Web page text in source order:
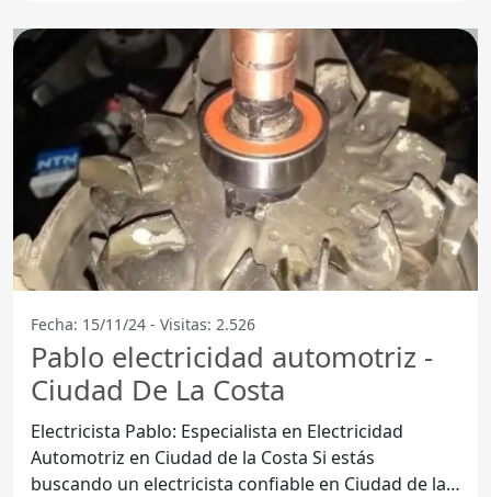
Fecha: 15/11/24 - Visitas: 2.526
Pablo electricidad automotriz -
Ciudad De La Costa
Electricista Pablo: Especialista en Electricidad
Automotriz en Ciudad de la Costa Si estás
buscando un electricista confiable en Ciudad de la